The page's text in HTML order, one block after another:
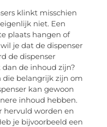
klinkt misschien
niet. Een
plaats hangen of
je dat de dispenser
de dispenser
de inhoud zijn?
die belangrijk zijn om
kan gewoon
inhoud hebben.
hervuld worden en
je bijvoorbeeld een